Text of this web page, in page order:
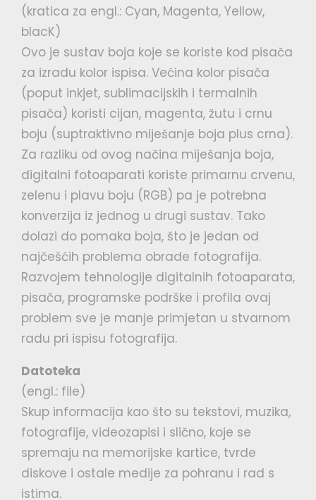
(kratica za engl.: Cyan, Magenta, Yellow,
blacK)
Ovo je sustav boja koje se koriste kod pisača
za izradu kolor ispisa. Većina kolor pisača
(poput inkjet, sublimacijskih i termalnih
pisača) koristi cijan, magenta, žutu i crnu
boju (suptraktivno miješanje boja plus crna).
Za razliku od ovog načina miješanja boja,
digitalni fotoaparati koriste primarnu crvenu,
zelenu i plavu boju (RGB) pa je potrebna
konverzija iz jednog u drugi sustav. Tako
dolazi do pomaka boja, što je jedan od
najčešćih problema obrade fotografija.
Razvojem tehnologije digitalnih fotoaparata,
pisača, programske podrške i profila ovaj
problem sve je manje primjetan u stvarnom
radu pri ispisu fotografija.
Datoteka
(engl.: file)
Skup informacija kao što su tekstovi, muzika,
fotografije, videozapisi i slično, koje se
spremaju na memorijske kartice, tvrde
diskove i ostale medije za pohranu i rad s
istima.